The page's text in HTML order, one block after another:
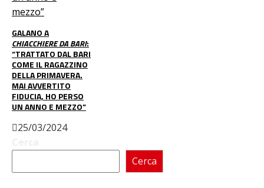
GALANO A
CHIACCHIERE DA BARI:
“TRATTATO DAL BARI
COME IL RAGAZZINO
DELLA PRIMAVERA.
MAI AVVERTITO
FIDUCIA, HO PERSO
UN ANNO E MEZZO”
25/03/2024
Cerca